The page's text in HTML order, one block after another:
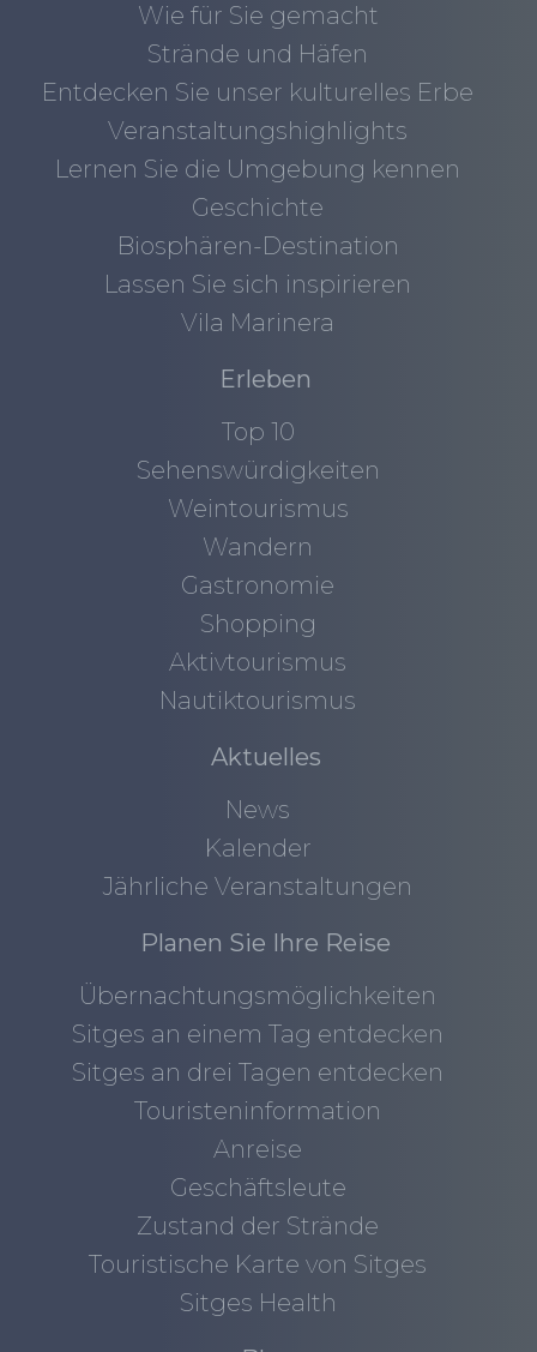
Wie für Sie gemacht
Strände und Häfen
Entdecken Sie unser kulturelles Erbe
Veranstaltungshighlights
Lernen Sie die Umgebung kennen
Geschichte
Biosphären-Destination
Lassen Sie sich inspirieren
Vila Marinera
Erleben
Top 10
Sehenswürdigkeiten
Weintourismus
Wandern
Gastronomie
Shopping
Aktivtourismus
Nautiktourismus
Aktuelles
News
Kalender
Jährliche Veranstaltungen
Planen Sie Ihre Reise
Übernachtungsmöglichkeiten
Sitges an einem Tag entdecken
Sitges an drei Tagen entdecken
Touristeninformation
Anreise
Geschäftsleute
Zustand der Strände
Touristische Karte von Sitges
Sitges Health